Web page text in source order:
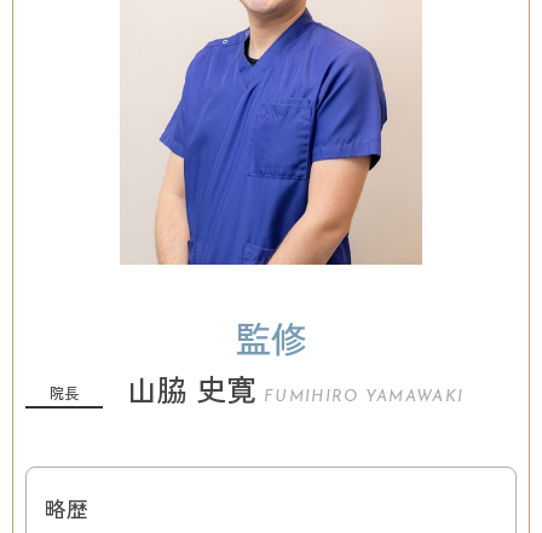
監修
院長 山脇 史寛 FUMIHIRO YAMAWAKI
略歴